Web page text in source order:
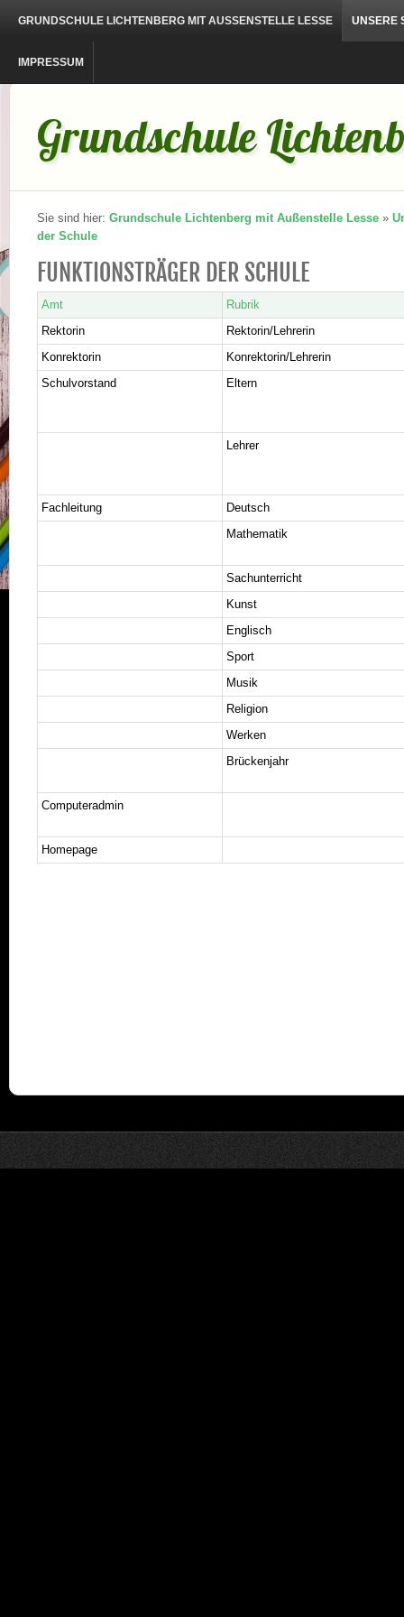
GRUNDSCHULE LICHTENBERG MIT AUSSENSTELLE LESSE UNSERE
IMPRESSUM
Grundschule
Sie sind hier: Grundschule Lichtenberg mit Außenstelle Lesse »
der Schule
FUNKTIONSTRÄGER DER SCHULE
Amt
Rubrik
Rektorin
Rektorin/Lehrerin
Konrektorin
Konrektorin/Lehrerin
Schulvorstand
Eltern
Lehrer
Fachleitung
Deutsch
Mathematik
Sachunterricht
Kunst
Englisch
Sport
Musik
Religion
Werken
Brückenjahr
Computeradmin
Homepage